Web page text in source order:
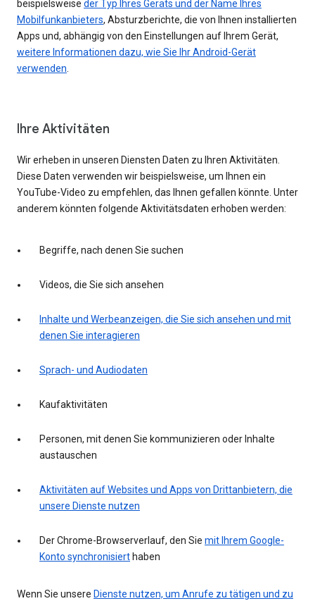
beispielsweise der Typ Ihres Geräts und der Name Ihres
Mobilfunkanbieters, Absturzberichte, die von Ihnen installierten
Apps und, abhängig von den Einstellungen auf Ihrem Gerät,
weitere Informationen dazu, wie Sie Ihr Android-Gerät
verwenden.
Ihre Aktivitäten
Wir erheben in unseren Diensten Daten zu Ihren Aktivitäten.
Diese Daten verwenden wir beispielsweise, um Ihnen ein
YouTube-Video zu empfehlen, das Ihnen gefallen könnte. Unter
anderem könnten folgende Aktivitätsdaten erhoben werden:
Begriffe, nach denen Sie suchen
Videos, die Sie sich ansehen
Inhalte und Werbeanzeigen, die Sie sich ansehen und mit
denen Sie interagieren
Sprach- und Audiodaten
Kaufaktivitäten
Personen, mit denen Sie kommunizieren oder Inhalte
austauschen
Aktivitäten auf Websites und Apps von Drittanbietern, die
unsere Dienste nutzen
Der Chrome-Browserverlauf, den Sie mit Ihrem Google-
Konto synchronisiert haben
Wenn Sie unsere Dienste nutzen, um Anrufe zu tätigen und zu